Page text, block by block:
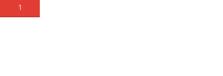
AÑADIR A LA CESTA